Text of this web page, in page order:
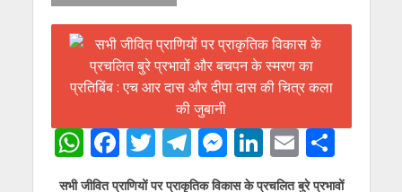
W
h
F
ac
T
w
T
el
M
e
Li
n
E
m
S
h
सभी जीवित प्राणियों पर प्राकृतिक विकास के प्रचलित बुरे प्रभावों